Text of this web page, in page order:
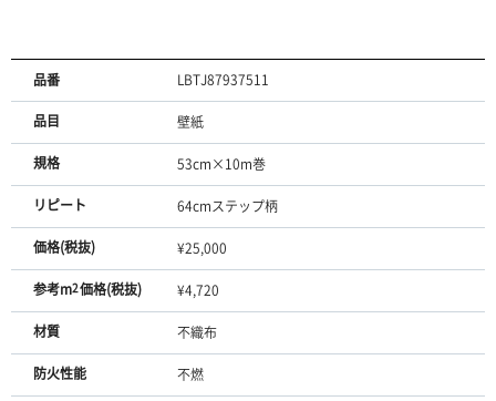
品番 LBTJ87937511
品目 壁紙
規格 53cm×10m巻
リピート 64cmステップ柄
価格(税抜) ¥25,000
参考m2価格(税抜) ¥4,720
材質 不織布
防火性能 不燃